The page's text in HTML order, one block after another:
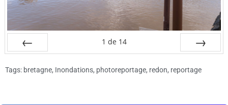
1 de 14
Tags: bretagne, Inondations, photoreportage, redon, reportage